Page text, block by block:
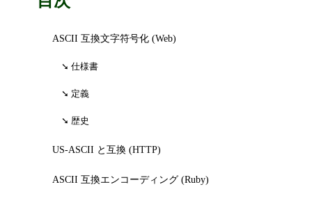
ASCII 互換文字符号化 (Web)
仕様書
定義
歴史
US-ASCII と互換 (HTTP)
ASCII 互換エンコーディング (Ruby)